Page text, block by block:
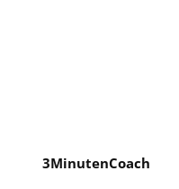
3MinutenCoach